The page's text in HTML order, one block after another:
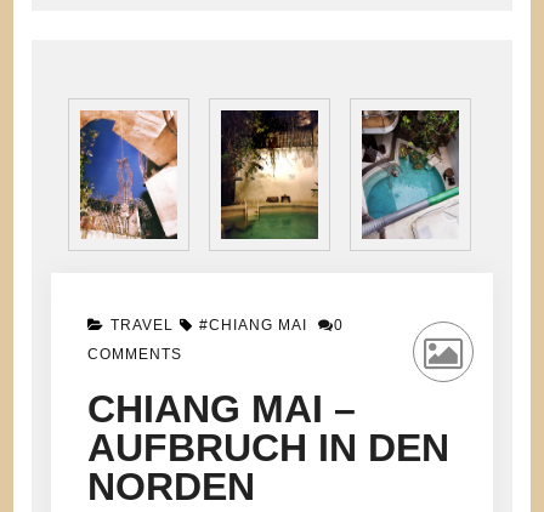
TRAVEL #CHIANG MAI
0
COMMENTS
MAI
–
AUFBRUCH
IN
DEN
NORDEN
CHIANG MAI –
AUFBRUCH IN DEN
NORDEN